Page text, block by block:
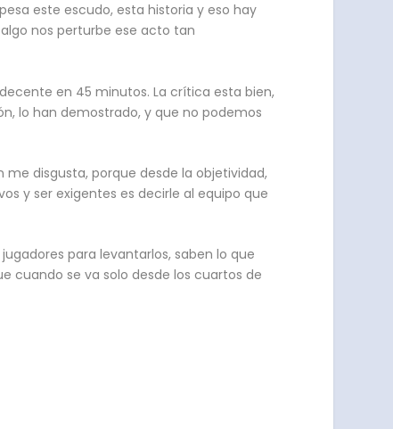
este escudo, esta historia y eso hay
nos perturbe ese acto tan
en 45 minutos. La crítica esta bien,
lo han demostrado, y que no podemos
disgusta, porque desde la objetividad,
y ser exigentes es decirle al equipo que
para levantarlos, saben lo que
cuando se va solo desde los cuartos de